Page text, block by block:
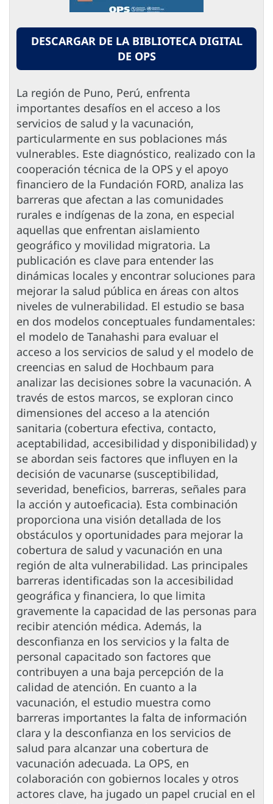
DESCARGAR DE LA BIBLIOTECA DIGITAL
DE OPS
La región de Puno, Perú, enfrenta
importantes desafíos en el acceso a los
servicios de salud y la vacunación,
particularmente en sus poblaciones más
vulnerables. Este diagnóstico, realizado con la
cooperación técnica de la OPS y el apoyo
financiero de la Fundación FORD, analiza las
barreras que afectan a las comunidades
rurales e indígenas de la zona, en especial
aquellas que enfrentan aislamiento
geográfico y movilidad migratoria. La
publicación es clave para entender las
dinámicas locales y encontrar soluciones para
mejorar la salud pública en áreas con altos
niveles de vulnerabilidad. El estudio se basa
en dos modelos conceptuales fundamentales:
el modelo de Tanahashi para evaluar el
acceso a los servicios de salud y el modelo de
creencias en salud de Hochbaum para
analizar las decisiones sobre la vacunación. A
través de estos marcos, se exploran cinco
dimensiones del acceso a la atención
sanitaria (cobertura efectiva, contacto,
aceptabilidad, accesibilidad y disponibilidad) y
se abordan seis factores que influyen en la
decisión de vacunarse (susceptibilidad,
severidad, beneficios, barreras, señales para
la acción y autoeficacia). Esta combinación
proporciona una visión detallada de los
obstáculos y oportunidades para mejorar la
cobertura de salud y vacunación en una
región de alta vulnerabilidad. Las principales
barreras identificadas son la accesibilidad
geográfica y financiera, lo que limita
gravemente la capacidad de las personas para
recibir atención médica. Además, la
desconfianza en los servicios y la falta de
personal capacitado son factores que
contribuyen a una baja percepción de la
calidad de atención. En cuanto a la
vacunación, el estudio muestra como
barreras importantes la falta de información
clara y la desconfianza en los servicios de
salud para alcanzar una cobertura de
vacunación adecuada. La OPS, en
colaboración con gobiernos locales y otros
actores clave, ha jugado un papel crucial en el